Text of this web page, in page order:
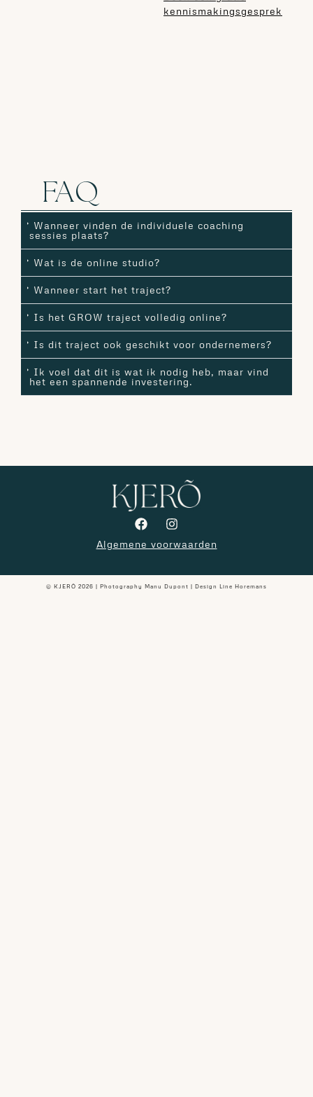
kennismakingsgesprek
FAQ
Wanneer vinden de individuele coaching
sessies plaats?
Wat is de online studio?
Wanneer start het traject?
Is het GROW traject volledig online?
Is dit traject ook geschikt voor ondernemers?
Ik voel dat dit is wat ik nodig heb, maar vind
het een spannende investering.
Algemene voorwaarden
© KJERÕ 2026 | Photography Manu Dupont | Design Line Horemans